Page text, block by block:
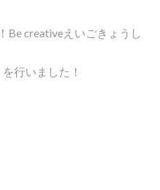
creativeえいごきょうし
行いました！